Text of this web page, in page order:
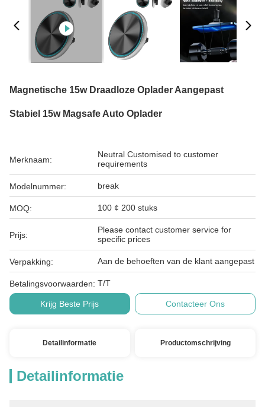
Magnetische 15w Draadloze Oplader Aangepast
Stabiel 15w Magsafe Auto Oplader
Merknaam:
Neutral Customised to customer
requirements
Modelnummer: break
MOQ: 100 ¢ 200 stuks
Prijs:
Please contact customer service for
specific prices
Verpakking: Aan de behoeften van de klant aangepast
Betalingsvoorwaarden: T/T
Krijg Beste Prijs Contacteer Ons
Detailinformatie Productomschrijving
Detailinformatie